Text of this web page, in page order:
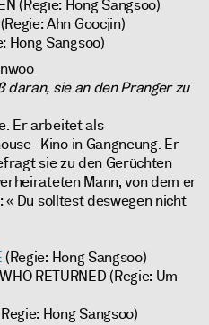
(Regie: Hong Sangsoo)
Ahn Goocjin)
Hong Sangsoo)
daran, sie an den Pranger zu
Er arbeitet als
Kino in Gangneung. Er
sie zu den Gerüchten
Mann, von dem er
Du solltest deswegen nicht
(Regie: Hong Sangsoo)
RETURNED (Regie: Um
Hong Sangsoo)